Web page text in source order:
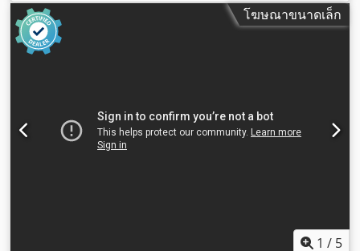
โฆษณาขนาดเล็ก
1 / 5